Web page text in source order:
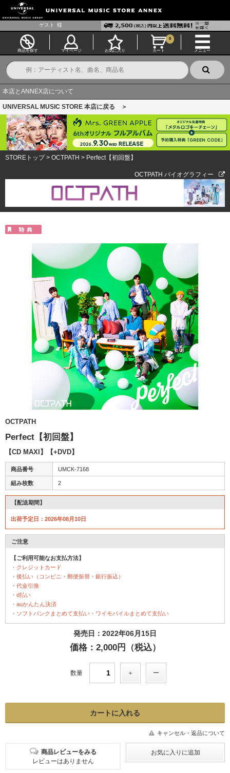
ゲスト 様
商品を探す マイページ お気に入り カート
0
メニュー
本店とANNEX店について
UNIVERSAL MUSIC STORE 本店に戻る ＞
STOREトップ> OCTPATH > Perfect【初回盤】
OCTPATH バイオグラフィー
OCTPATH
Perfect【初回盤】
【CD MAXI】【+DVD】
商品番号 UMCK-7168
組み枚数 2
【配送期間】
出荷予定日：2026年08月10日
ご注意
【ご利用可能なお支払方法】
・クレジットカード
・後払い（コンビニ・郵便振替・銀行振込）
・代金引換
・d払い
・auかんたん決済
・ソフトバンクまとめて支払い・ワイモバイルまとめて支払い
発売日：2022年06月15日
価格：2,000円（税込）
数量
キャンセル・返品について
商品レビューをみる
レビューはありません